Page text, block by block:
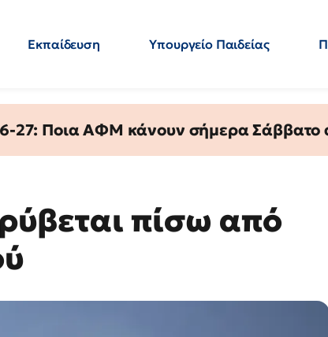
Εκπαίδευση Υπουργείο Παιδείας
27: Ποια ΑΦΜ κάνουν σήμερα Σάββατο
πίσω από